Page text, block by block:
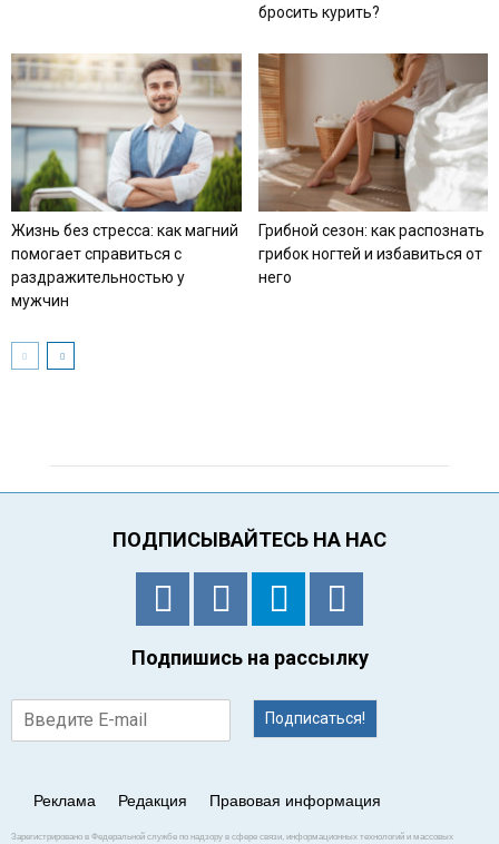
бросить курить?
Жизнь без стресса: как магний
помогает справиться с
раздражительностью у
мужчин
Грибной сезон: как распознать
грибок ногтей и избавиться от
него
ПОДПИСЫВАЙТЕСЬ НА НАС
Подпишись на рассылку
Подписаться!
Реклама Редакция Правовая информация
Зарегистрировано в Федеральной службе по надзору в сфере связи, информационных технологий и массовых